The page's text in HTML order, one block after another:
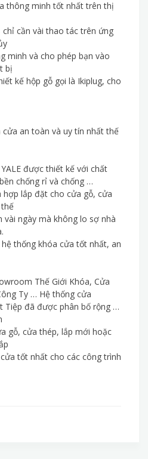
thông minh tốt nhất trên thị
cần vài thao tác trên ứng
minh và cho phép bạn vào
bị
kế hộp gỗ gọi là Ikiplug, cho
an toàn và uy tín nhất thế
được thiết kế với chất
chống rỉ và chống …
hợp lắp đặt cho cửa gỗ, cửa
ngày mà không lo sợ nhà
thống khóa cửa tốt nhất, an
Thế Giới Khóa, Cửa
Ty … Hệ thống cửa
Tiệp đã được phân bố rộng …
gỗ, cửa thép, lắp mới hoặc
tốt nhất cho các công trình